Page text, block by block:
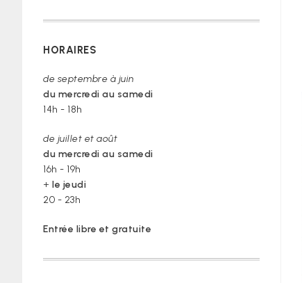
HORAIRES
de septembre à juin
du mercredi au samedi
14h - 18h
de juillet et août
du mercredi au samedi
16h - 19h
+ le jeudi
20 - 23h
Entrée libre et gratuite